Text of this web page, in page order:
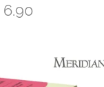
6.90